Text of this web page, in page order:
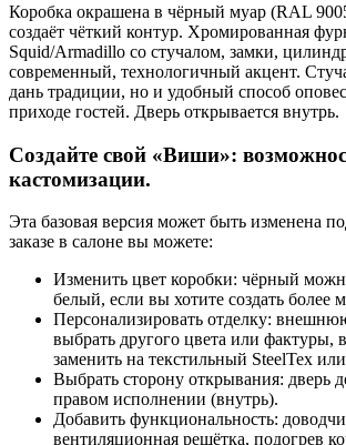
Коробка окрашена в чёрный муар (RAL
создаёт чёткий контур. Хромированная
Squid/Armadillo со стучалом, замки,
современный, технологичный акцент.
дань традиции, но и удобный способ
приходе гостей. Дверь открывается внутрь.
Создайте свой «Виши»:
кастомизации.
Эта базовая версия может быть изменена
заказе в салоне вы можете:
Изменить цвет коробки: чёрный
белый, если вы хотите создать более
Персонализировать отделку:
выбрать другого цвета или
заменить на текстильный SteelTex
Выбрать сторону открывания: дверь
правом исполнении (внутрь).
Добавить функциональность:
вентиляционная решётка, подогрев